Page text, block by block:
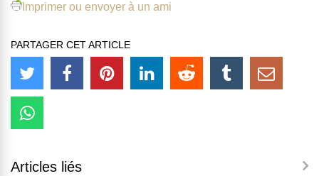
Imprimer ou envoyer à un ami
PARTAGER CET ARTICLE
Articles liés